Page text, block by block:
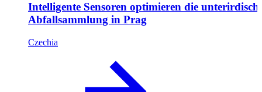
Intelligente Sensoren optimieren die
Abfallsammlung in Prag
Czechia